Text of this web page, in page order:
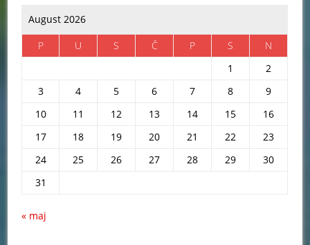
August 2026
P
U S Č P S
N
1
2
3
4 5 6 7 8
9
10
11 12 13 14 15
16
17
18 19 20 21 22
23
24
25 26 27 28 29
30
31
« maj